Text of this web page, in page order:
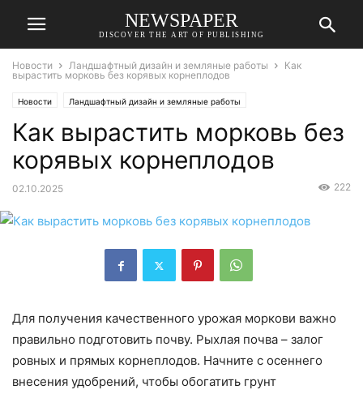
NEWSPAPER
DISCOVER THE ART OF PUBLISHING
Новости Ландшафтный дизайн и земляные работы
Как
вырастить морковь без корявых корнеплодов
Новости Ландшафтный дизайн и земляные работы
Как вырастить морковь без
корявых корнеплодов
02.10.2025 222
Для получения качественного урожая моркови важно
правильно подготовить почву. Рыхлая почва – залог
ровных и прямых корнеплодов. Начните с осеннего
внесения удобрений, чтобы обогатить грунт